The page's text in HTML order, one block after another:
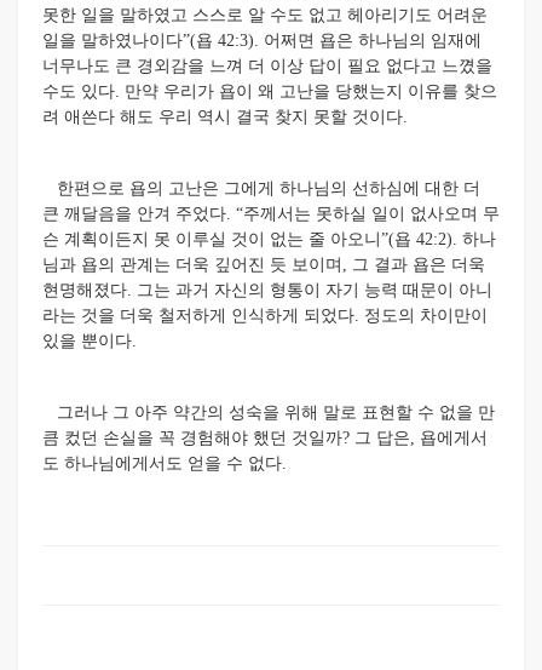
못한 일을 말하였고 스스로 알 수도 없고 헤아리기도 어려운
일을 말하였나이다”(욥 42:3). 어쩌면 욥은 하나님의 임재에
너무나도 큰 경외감을 느껴 더 이상 답이 필요 없다고 느꼈을
수도 있다. 만약 우리가 욥이 왜 고난을 당했는지 이유를 찾으
려 애쓴다 해도 우리 역시 결국 찾지 못할 것이다.
한편으로 욥의 고난은 그에게 하나님의 선하심에 대한 더
큰 깨달음을 안겨 주었다. “주께서는 못하실 일이 없사오며 무
슨 계획이든지 못 이루실 것이 없는 줄 아오니”(욥 42:2). 하나
님과 욥의 관계는 더욱 깊어진 듯 보이며, 그 결과 욥은 더욱
현명해졌다. 그는 과거 자신의 형통이 자기 능력 때문이 아니
라는 것을 더욱 철저하게 인식하게 되었다. 정도의 차이만이
있을 뿐이다.
그러나 그 아주 약간의 성숙을 위해 말로 표현할 수 없을 만
큼 컸던 손실을 꼭 경험해야 했던 것일까? 그 답은, 욥에게서
도 하나님에게서도 얻을 수 없다.